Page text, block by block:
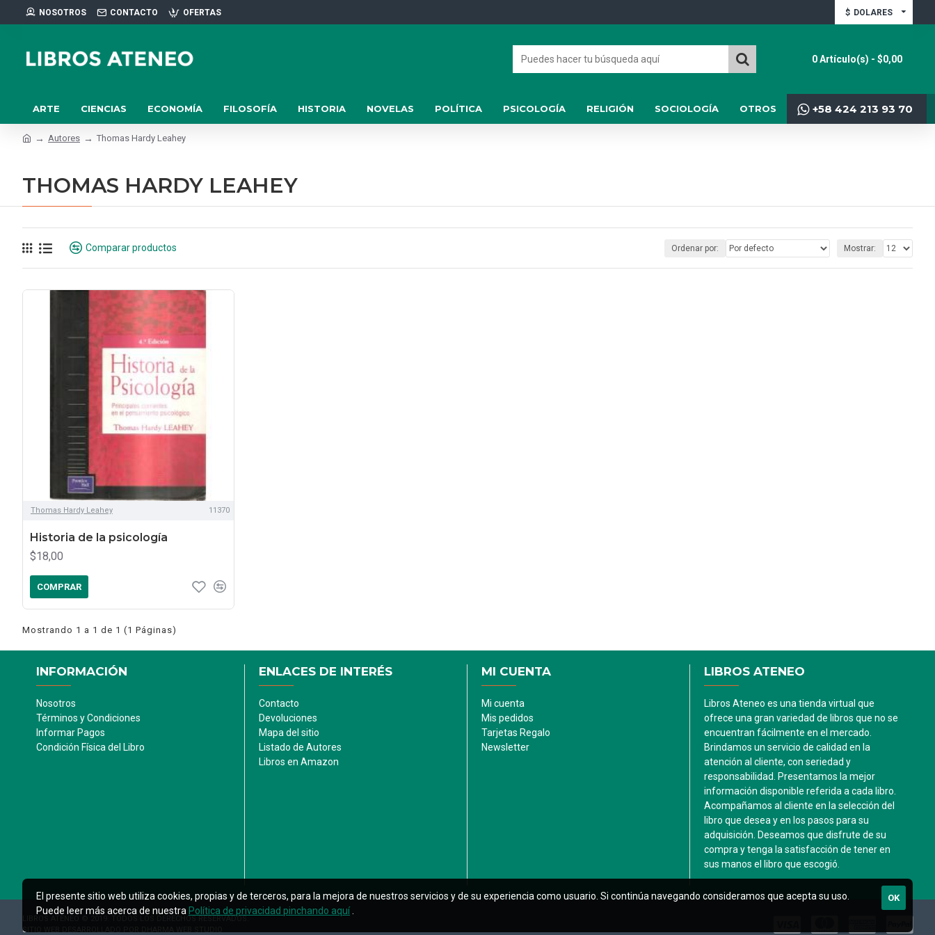
NOSOTROS CONTACTO OFERTAS $ DOLARES
0 Artículo(s) - $0,00
ARTE CIENCIAS ECONOMÍA FILOSOFÍA HISTORIA NOVELAS POLÍTICA PSICOLOGÍA RELIGIÓN SOCIOLOGÍA OTROS +58 424 213 93 70
Autores Thomas Hardy Leahey
THOMAS HARDY LEAHEY
Comparar productos Ordenar por: Mostrar:
Thomas Hardy Leahey 11370
Historia de la psicología
$18,00
COMPRAR
Mostrando 1 a 1 de 1 (1 Páginas)
INFORMACIÓN
Nosotros
Términos y Condiciones
Informar Pagos
Condición Física del Libro
ENLACES DE INTERÉS
Contacto
Devoluciones
Mapa del sitio
Listado de Autores
Libros en Amazon
MI CUENTA
Mi cuenta
Mis pedidos
Tarjetas Regalo
Newsletter
LIBROS ATENEO
Libros Ateneo es una tienda virtual que
ofrece una gran variedad de libros que no se
encuentran fácilmente en el mercado.
Brindamos un servicio de calidad en la
atención al cliente, con seriedad y
responsabilidad. Presentamos la mejor
información disponible referida a cada libro.
Acompañamos al cliente en la selección del
libro que desea y en los pasos para su
adquisición. Deseamos que disfrute de su
compra y tenga la satisfacción de tener en
sus manos el libro que escogió.
LIBROS ATENEO © 2019. TODOS LOS DERECHOS RESERVADOS.
SITIO WEB DESARROLLADO POR DHARMA WEB STUDIO
OK
El presente sitio web utiliza cookies, propias y de terceros, para la mejora de nuestros servicios y de su experiencia como usuario. Si continúa navegando consideramos que acepta su uso.
Puede leer más acerca de nuestra Política de privacidad pinchando aquí